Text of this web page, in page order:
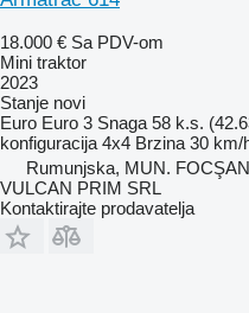
18.000 € Sa PDV-om
Mini traktor
2023
Stanje novi
Euro Euro 3 Snaga 58 k.s.
konfiguracija 4x4 Brzina 30 km/
Rumunjska, MUN.
VULCAN PRIM SRL
Kontaktirajte prodavatelja